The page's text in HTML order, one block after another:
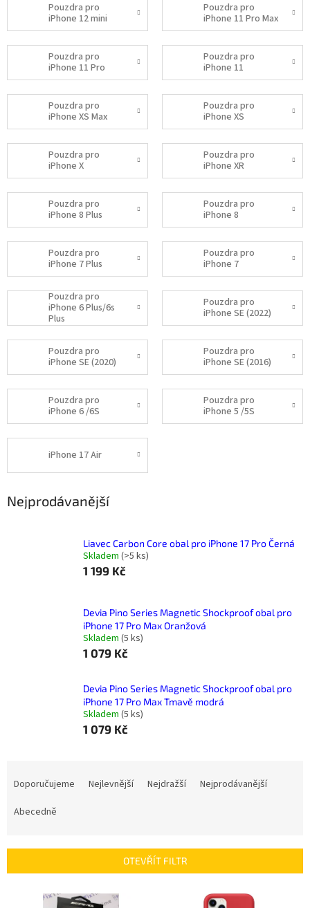
Pouzdra pro
iPhone 12 mini
Pouzdra pro
iPhone 11 Pro Max
Pouzdra pro
iPhone 11 Pro
Pouzdra pro
iPhone 11
Pouzdra pro
iPhone XS Max
Pouzdra pro
iPhone XS
Pouzdra pro
iPhone X
Pouzdra pro
iPhone XR
Pouzdra pro
iPhone 8 Plus
Pouzdra pro
iPhone 8
Pouzdra pro
iPhone 7 Plus
Pouzdra pro
iPhone 7
Pouzdra pro
iPhone 6 Plus/6s
Plus
Pouzdra pro
iPhone SE (2022)
Pouzdra pro
iPhone SE (2020)
Pouzdra pro
iPhone SE (2016)
Pouzdra pro
iPhone 6 /6S
Pouzdra pro
iPhone 5 /5S
iPhone 17 Air
Nejprodávanější
Liavec Carbon Core obal pro iPhone 17 Pro Černá
Skladem (>5 ks)
1 199 Kč
Devia Pino Series Magnetic Shockproof obal pro
iPhone 17 Pro Max Oranžová
Skladem (5 ks)
1 079 Kč
Devia Pino Series Magnetic Shockproof obal pro
iPhone 17 Pro Max Tmavě modrá
Skladem (5 ks)
1 079 Kč
r
Doporučujeme Nejlevnější Nejdražší
Nejprodávanější
Abecedně
OTEVŘÍT FILTR